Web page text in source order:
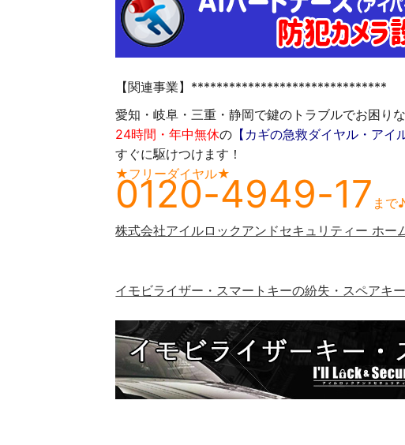
【関連事業】*******************************
愛知・岐阜・三重・静岡で鍵のトラブルでお困り
24時間・年中無休の 【カギの急救ダイヤル・アイ
すぐに駆けつけます！
★フリーダイヤル★
0120-4949-17 まで
株式会社アイルロックアンドセキュリティー ホー
イモビライザー・スマートキーの紛失・スペアキ